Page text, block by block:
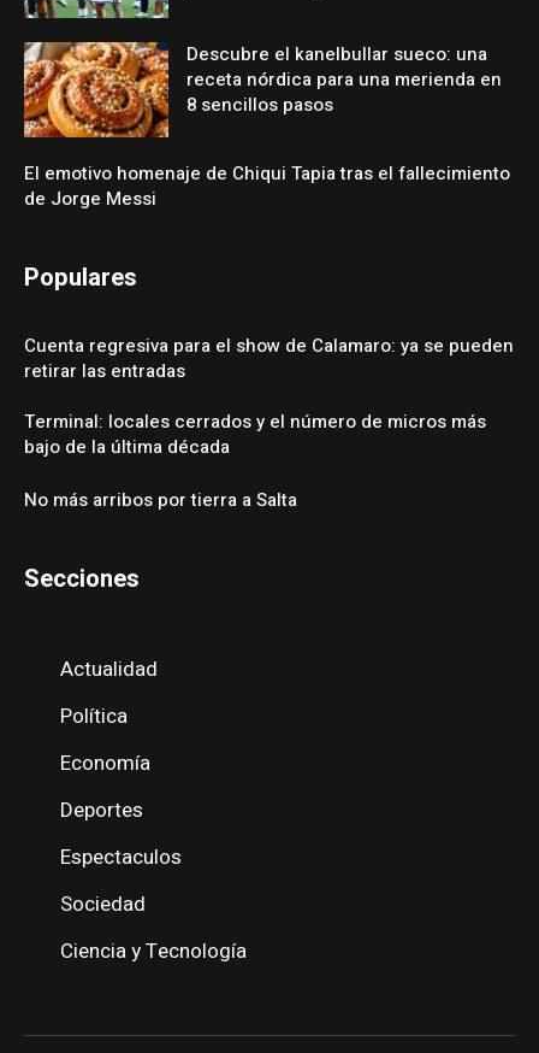
Descubre el kanelbullar sueco: una
receta nórdica para una merienda en
8 sencillos pasos
El emotivo homenaje de Chiqui Tapia tras el fallecimiento
de Jorge Messi
Populares
Cuenta regresiva para el show de Calamaro: ya se pueden
retirar las entradas
Terminal: locales cerrados y el número de micros más
bajo de la última década
No más arribos por tierra a Salta
Secciones
Actualidad
Política
Economía
Deportes
Espectaculos
Sociedad
Ciencia y Tecnología